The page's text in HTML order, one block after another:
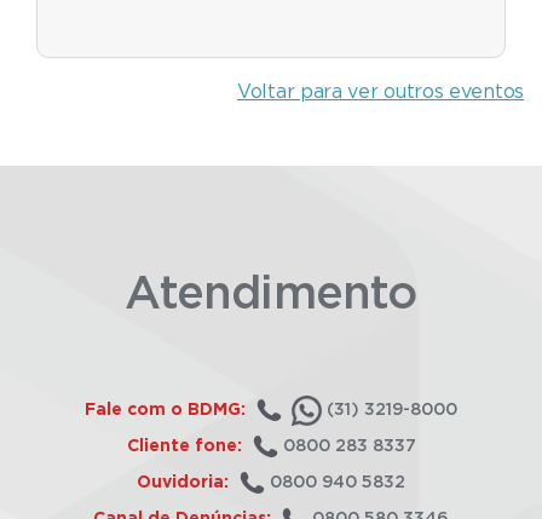
Voltar para ver outros eventos
Atendimento
Fale com o BDMG: (31) 3219-8000
Cliente fone: 0800 283 8337
Ouvidoria: 0800 940 5832